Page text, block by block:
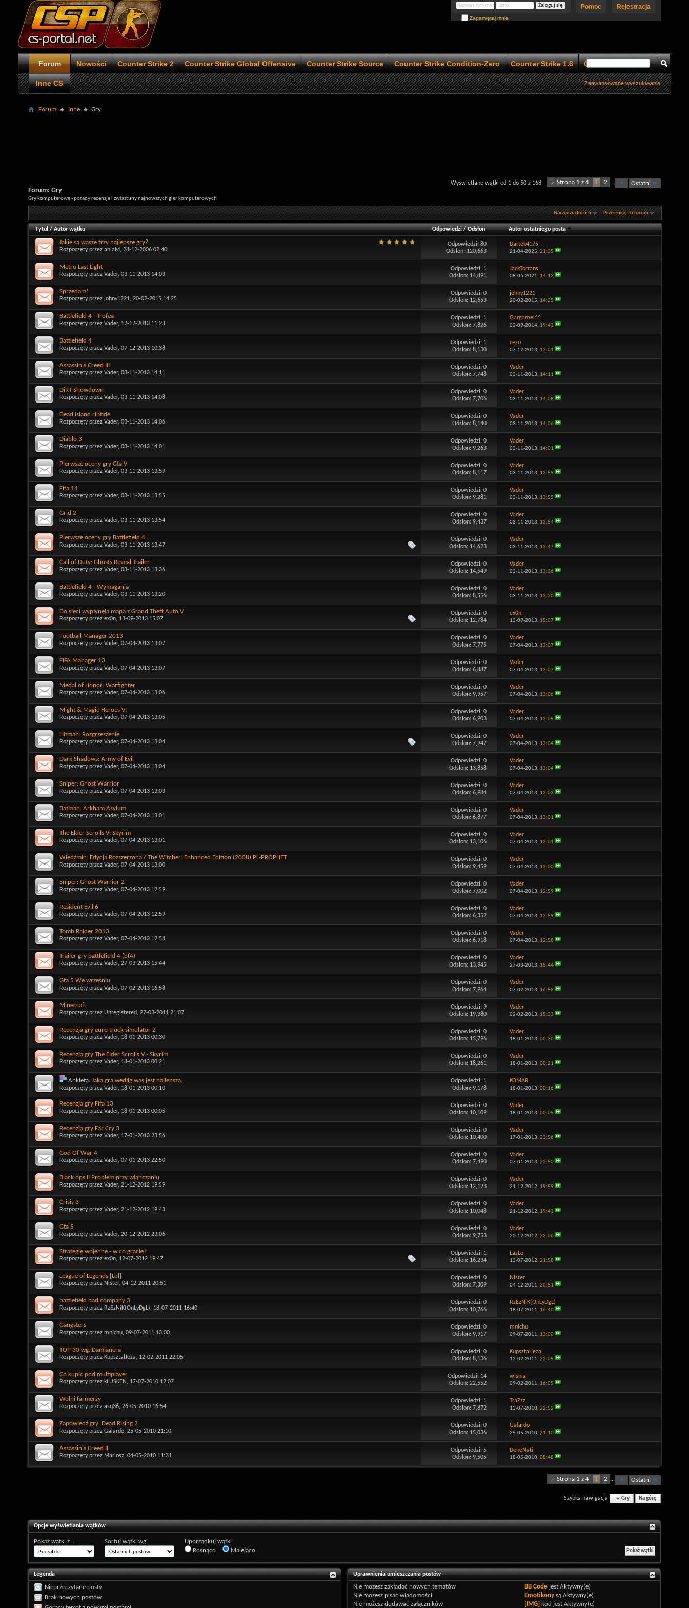
Rejestracja
Pomoc
Zapamiętaj mnie
Forum Nowości Counter Strike 2 Counter Strike Global Offensive Counter Strike Source Counter Strike Condition-Zero Counter Strike 1.6 Counter Strike 1.5
Inne CS Zaawansowane wyszukiwanie
Forum Inne Gry
Strona 1 z 4 1 2 ... Ostatni
Wyświetlane wątki od 1 do 50 z 168
Forum: Gry
Gry komputerowe - porady recenzje i zwiastuny najnowszych gier komputerowych
Narzędzia forum Przeszukaj to forum
Tytuł/Autor wątku Odpowiedzi/Odsłon Autor ostatniego posta
Jakie są wasze trzy najlepsze gry?
Rozpoczęty przez aniaM, 28-12-2006 02:40
Odpowiedzi:80
Odsłon: 120,663
Bartek4175
21-04-2025, 21:35
Metro Last Light
Rozpoczęty przez Vader, 03-11-2013 14:03
Odpowiedzi: 1
Odsłon: 14,891
JackTorrans
08-06-2021, 14:13
Sprzedam!
Rozpoczęty przez johny1221, 20-02-2015 14:25
Odpowiedzi:0
Odsłon: 12,653
johny1221
20-02-2015, 14:25
Battlefield 4 - Trofea
Rozpoczęty przez Vader, 12-12-2013 11:23
Odpowiedzi: 1
Odsłon: 7,826
Gargamel^^
02-09-2014, 19:43
Battlefield 4
Rozpoczęty przez Vader, 07-12-2013 10:38
Odpowiedzi: 1
Odsłon: 8,130
cezo
07-12-2013, 12:01
Assassin's Creed III
Rozpoczęty przez Vader, 03-11-2013 14:11
Odpowiedzi:0
Odsłon: 7,748
Vader
03-11-2013, 14:11
DiRT Showdown
Rozpoczęty przez Vader, 03-11-2013 14:08
Odpowiedzi:0
Odsłon: 7,706
Vader
03-11-2013, 14:08
Dead island riptide
Rozpoczęty przez Vader, 03-11-2013 14:06
Odpowiedzi:0
Odsłon: 8,140
Vader
03-11-2013, 14:06
Diablo 3
Rozpoczęty przez Vader, 03-11-2013 14:01
Odpowiedzi:0
Odsłon: 9,263
Vader
03-11-2013, 14:01
Pierwsze oceny gry Gta V
Rozpoczęty przez Vader, 03-11-2013 13:59
Odpowiedzi:0
Odsłon: 8,117
Vader
03-11-2013, 13:59
Fifa 14
Rozpoczęty przez Vader, 03-11-2013 13:55
Odpowiedzi:0
Odsłon: 9,281
Vader
03-11-2013, 13:55
Grid 2
Rozpoczęty przez Vader, 03-11-2013 13:54
Odpowiedzi:0
Odsłon: 9,437
Vader
03-11-2013, 13:54
Pierwsze oceny gry Battlefield 4
Rozpoczęty przez Vader, 03-11-2013 13:47
Odpowiedzi:0
Odsłon: 14,623
Vader
03-11-2013, 13:47
Call of Duty: Ghosts Reveal Trailer
Rozpoczęty przez Vader, 03-11-2013 13:36
Odpowiedzi:0
Odsłon: 14,549
Vader
03-11-2013, 13:36
Battlefield 4 - Wymagania
Rozpoczęty przez Vader, 03-11-2013 13:20
Odpowiedzi:0
Odsłon: 8,556
Vader
03-11-2013, 13:20
Do sieci wypłynęła mapa z Grand Theft Auto V
Rozpoczęty przez ex0n, 13-09-2013 15:07
Odpowiedzi:0
Odsłon: 12,784
ex0n
13-09-2013, 15:07
Football Manager 2013
Rozpoczęty przez Vader, 07-04-2013 13:07
Odpowiedzi:0
Odsłon: 7,775
Vader
07-04-2013, 13:07
FIFA Manager 13
Rozpoczęty przez Vader, 07-04-2013 13:07
Odpowiedzi:0
Odsłon: 6,887
Vader
07-04-2013, 13:07
Medal of Honor: Warfighter
Rozpoczęty przez Vader, 07-04-2013 13:06
Odpowiedzi:0
Odsłon: 9,957
Vader
07-04-2013, 13:06
Might & Magic Heroes VI
Rozpoczęty przez Vader, 07-04-2013 13:05
Odpowiedzi:0
Odsłon: 6,903
Vader
07-04-2013, 13:05
Hitman: Rozgrzeszenie
Rozpoczęty przez Vader, 07-04-2013 13:04
Odpowiedzi:0
Odsłon: 7,947
Vader
07-04-2013, 13:04
Dark Shadows: Army of Evil
Rozpoczęty przez Vader, 07-04-2013 13:04
Odpowiedzi:0
Odsłon: 13,858
Vader
07-04-2013, 13:04
Sniper: Ghost Warrior
Rozpoczęty przez Vader, 07-04-2013 13:03
Odpowiedzi:0
Odsłon: 6,984
Vader
07-04-2013, 13:03
Batman: Arkham Asylum
Rozpoczęty przez Vader, 07-04-2013 13:01
Odpowiedzi:0
Odsłon: 6,877
Vader
07-04-2013, 13:01
The Elder Scrolls V: Skyrim
Rozpoczęty przez Vader, 07-04-2013 13:01
Odpowiedzi:0
Odsłon: 13,106
Vader
07-04-2013, 13:01
Wiedźmin: Edycja Rozszerzona / The Witcher: Enhanced Edition (2008) PL-PROPHET
Rozpoczęty przez Vader, 07-04-2013 13:00
Odpowiedzi:0
Odsłon: 9,459
Vader
07-04-2013, 13:00
Sniper: Ghost Warrior 2
Rozpoczęty przez Vader, 07-04-2013 12:59
Odpowiedzi:0
Odsłon: 7,002
Vader
07-04-2013, 12:59
Resident Evil 6
Rozpoczęty przez Vader, 07-04-2013 12:59
Odpowiedzi:0
Odsłon: 6,352
Vader
07-04-2013, 12:59
Tomb Raider 2013
Rozpoczęty przez Vader, 07-04-2013 12:58
Odpowiedzi:0
Odsłon: 6,918
Vader
07-04-2013, 12:58
Trailer gry battlefield 4 (bf4)
Rozpoczęty przez Vader, 27-03-2013 15:44
Odpowiedzi:0
Odsłon: 13,945
Vader
27-03-2013, 15:44
Gta 5 We wrześniu
Rozpoczęty przez Vader, 07-02-2013 16:58
Odpowiedzi:0
Odsłon: 7,964
Vader
07-02-2013, 16:58
Minecraft
Rozpoczęty przez Unregistered, 27-03-2011 21:07
Odpowiedzi:9
Odsłon: 19,380
Vader
02-02-2013, 15:33
Recenzja gry euro truck simulator 2
Rozpoczęty przez Vader, 18-01-2013 00:30
Odpowiedzi:0
Odsłon: 15,796
Vader
18-01-2013, 00:30
Recenzja gry The Elder Scrolls V - Skyrim
Rozpoczęty przez Vader, 18-01-2013 00:21
Odpowiedzi:0
Odsłon: 18,261
Vader
18-01-2013, 00:21
Ankieta: Jaka gra wedłig was jest najlepsza.
Rozpoczęty przez Vader, 18-01-2013 00:10
Odpowiedzi: 1
Odsłon: 9,178
KOMAR
18-01-2013, 00:16
Recenzja gry Fifa 13
Rozpoczęty przez Vader, 18-01-2013 00:05
Odpowiedzi:0
Odsłon: 10,109
Vader
18-01-2013, 00:05
Recenzja gry Far Cry 3
Rozpoczęty przez Vader, 17-01-2013 23:56
Odpowiedzi:0
Odsłon: 10,400
Vader
17-01-2013, 23:56
God Of War 4
Rozpoczęty przez Vader, 07-01-2013 22:50
Odpowiedzi:0
Odsłon: 7,490
Vader
07-01-2013, 22:50
Black ops II Problem przy włąnczaniu
Rozpoczęty przez Vader, 21-12-2012 19:59
Odpowiedzi:0
Odsłon: 12,123
Vader
21-12-2012, 19:59
Crisis 3
Rozpoczęty przez Vader, 21-12-2012 19:43
Odpowiedzi:0
Odsłon: 10,048
Vader
21-12-2012, 19:43
Gta 5
Rozpoczęty przez Vader, 20-12-2012 23:06
Odpowiedzi:0
Odsłon: 9,753
Vader
20-12-2012, 23:06
Strategie wojenne - w co gracie?
Rozpoczęty przez ex0n, 12-07-2012 19:47
Odpowiedzi: 1
Odsłon: 16,234
LazLo
13-07-2012, 21:58
League of Legends [Lol]
Rozpoczęty przez Nister, 04-12-2011 20:51
Odpowiedzi:0
Odsłon: 7,309
Nister
04-12-2011, 20:51
battlefield bad company 3
Rozpoczęty przez RzEzNiK(OnLyDgL), 18-07-2011 16:40
Odpowiedzi:0
Odsłon: 10,766
RzEzNiK(OnLyDgL)
18-07-2011, 16:40
Gangsters
Rozpoczęty przez mnichu, 09-07-2011 13:00
Odpowiedzi:0
Odsłon: 9,917
mnichu
09-07-2011, 13:00
TOP 30 wg. Damianera
Rozpoczęty przez KupsztalJeza, 12-02-2011 22:05
Odpowiedzi:0
Odsłon: 8,136
KupsztalJeza
12-02-2011, 22:05
Co kupić pod multiplayer
Rozpoczęty przez kLUSKEN , 17-07-2010 12:07
Odpowiedzi: 14
Odsłon: 22,552
wisnia
09-02-2011, 16:05
Wolni farmerzy
Rozpoczęty przez asq36, 26-05-2010 16:54
Odpowiedzi: 1
Odsłon: 7,872
TraZzz
13-07-2010, 22:52
Zapowiedź gry: Dead Rising 2
Rozpoczęty przez Galardo, 25-05-2010 21:10
Odpowiedzi:0
Odsłon: 15,036
Galardo
25-05-2010, 21:10
Assassin's Creed II
Rozpoczęty przez Mariosz, 04-05-2010 11:28
Odpowiedzi:5
Odsłon: 9,505
BeneNati
18-05-2010, 08:48
Strona 1 z 4 1 2 ... Ostatni
Szybka nawigacja Gry Na górę
Opcje wyświetlania wątków
Pokaż wątki z... Sortuj wątki wg:
Uporządkuj wątki
Rosnąco
Malejąco
Legenda
Nieprzeczytane posty
Brak nowych postów
Uprawnienia umieszczania postów
Nie możesz zakładać nowych tematów
Nie możesz pisać wiadomości
Nie możesz dodawać załączników
BB Code jestAktywny(e)
Emotikony sąAktywny(e)
[IMG] kod jestAktywny(e)